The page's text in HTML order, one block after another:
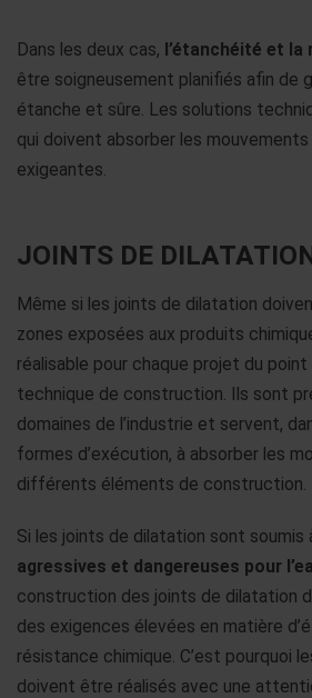
Dans les deux cas, l’étanchéité et la
être soigneusement planifiés afin de
étanche et sûre. Les solutions
qui doivent absorber les
exigeantes.
JOINTS DE
Même si les joints de dilatation
zones exposées aux produits
réalisable pour chaque projet du point
technique de construction. Ils sont
domaines de l’industrie et servent,
formes d’exécution, à absorber les
différents éléments de construction.
Si les joints de dilatation sont soumis
agressives et dangereuses pour
construction des joints de dilatation
des exigences élevées en matière
résistance chimique. C’est pourquoi
doivent être réalisés avec une